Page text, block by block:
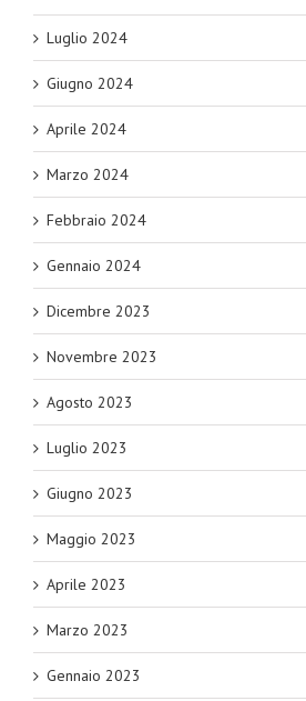
Luglio 2024
Giugno 2024
Aprile 2024
Marzo 2024
Febbraio 2024
Gennaio 2024
Dicembre 2023
Novembre 2023
Agosto 2023
Luglio 2023
Giugno 2023
Maggio 2023
Aprile 2023
Marzo 2023
Gennaio 2023